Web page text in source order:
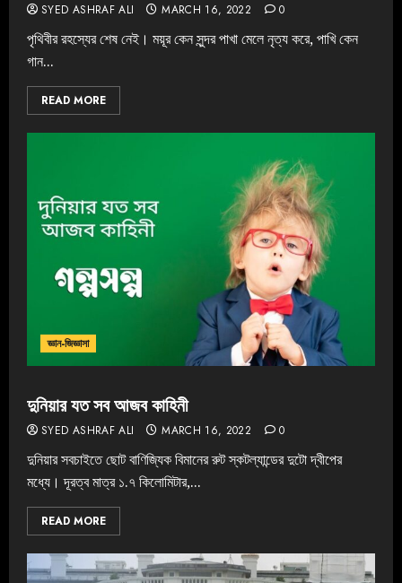
SYED ASHRAF ALI MARCH 16, 2022 0
পৃথিবীর রহস্যের শেষ নেই। ময়ূর কেন সুন্দর পাখা মেলে নৃত্য করে, পাখি কেন
গান...
READ MORE
জ্ঞান-জিজ্ঞাসা
দুনিয়ার যত সব আজব কাহিনী
SYED ASHRAF ALI MARCH 16, 2022 0
দুনিয়ার সবচাইতে ছোট বাণিজ্যিক বিমানের রুট স্কটল্যান্ডের দুটো দ্বীপের
মধ্যে। দূরত্ব মাত্র ১.৭ কিলোমিটার,...
READ MORE